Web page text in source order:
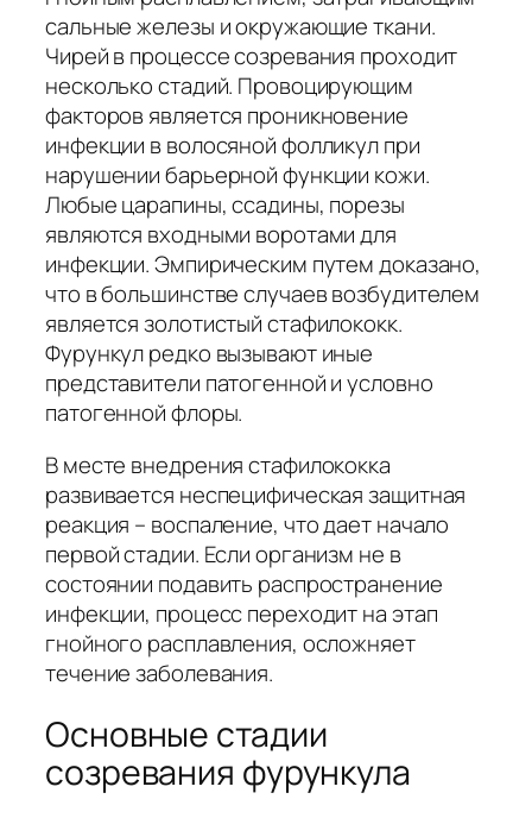
сальные железы и окружающие ткани.
Чирей в процессе созревания проходит
несколько стадий. Провоцирующим
факторов является проникновение
инфекции в волосяной фолликул при
нарушении барьерной функции кожи.
Любые царапины, ссадины, порезы
являются входными воротами для
инфекции. Эмпирическим путем доказано,
что в большинстве случаев возбудителем
является золотистый стафилококк.
Фурункул редко вызывают иные
представители патогенной и условно
патогенной флоры.
В месте внедрения стафилококка
развивается неспецифическая защитная
реакция – воспаление, что дает начало
первой стадии. Если организм не в
состоянии подавить распространение
инфекции, процесс переходит на этап
гнойного расплавления, осложняет
течение заболевания.
Основные стадии
созревания фурункула